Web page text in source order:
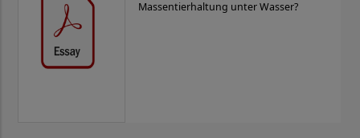
Massentierhaltung unter Wasser?